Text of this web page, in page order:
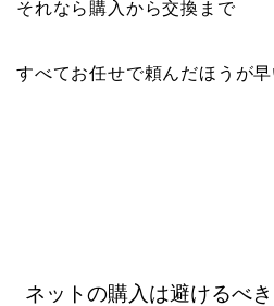
それなら購入から交換まで
すべてお任せで頼んだほうが早
ネットの購入は避けるべき